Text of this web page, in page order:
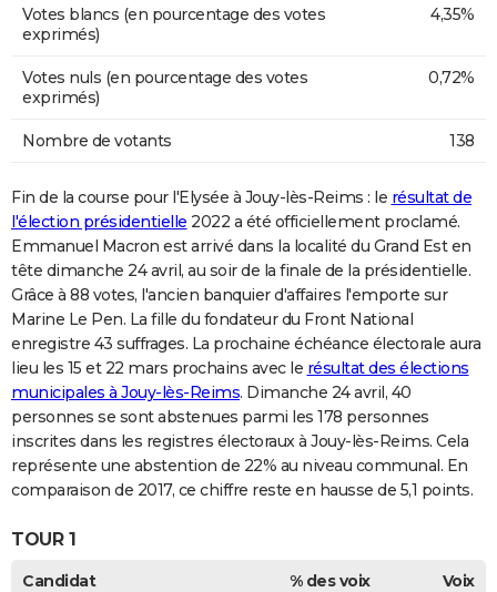
Votes blancs (en pourcentage des votes
exprimés)
4,35%
Votes nuls (en pourcentage des votes
exprimés)
0,72%
Nombre de votants 138
Fin de la course pour l'Elysée à Jouy-lès-Reims : le résultat de
l'élection présidentielle 2022 a été officiellement proclamé.
Emmanuel Macron est arrivé dans la localité du Grand Est en
tête dimanche 24 avril, au soir de la finale de la présidentielle.
Grâce à 88 votes, l'ancien banquier d'affaires l'emporte sur
Marine Le Pen. La fille du fondateur du Front National
enregistre 43 suffrages. La prochaine échéance électorale aura
lieu les 15 et 22 mars prochains avec le résultat des élections
municipales à Jouy-lès-Reims. Dimanche 24 avril, 40
personnes se sont abstenues parmi les 178 personnes
inscrites dans les registres électoraux à Jouy-lès-Reims. Cela
représente une abstention de 22% au niveau communal. En
comparaison de 2017, ce chiffre reste en hausse de 5,1 points.
TOUR 1
Candidat % des voix
Voix